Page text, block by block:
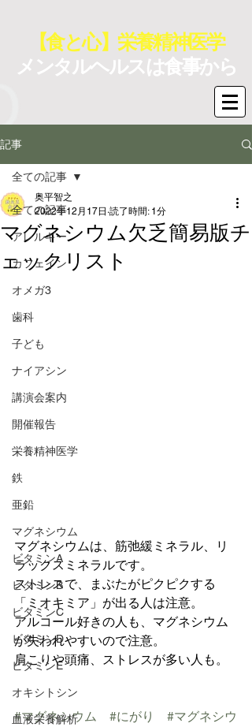
【食と心】栄養精神医学
メンタルヘルスは食事から
記事
全ての記事
アレルギー
カフェイン
オメガ3
歯科
子ども
ナイアシン
講演会案内
開催報告
栄養精神医学
鉄
亜鉛
マグネシウム
ビタミンA
ビタミンB
ビタミンC
ビタミンD
ビタミンE
オキシトシン
血液栄養解析
全ての記事
マグネシウム欠乏簡易版チ
ェックリスト
奥平智之
2022年12月17日 読了時間: 1分
マグネシウムは、筋弛緩ミネラル、リ
ラックスミネラルです。
ストレスで、まぶたがピクピクする
「ミオキミア」が出る人は注意。
アルコール好きの人も、マグネシウム
が失われやすいので注意。
肩こりや頭痛、ストレスが多い人も。
#マグネシウム #にがり
#マグネシウ